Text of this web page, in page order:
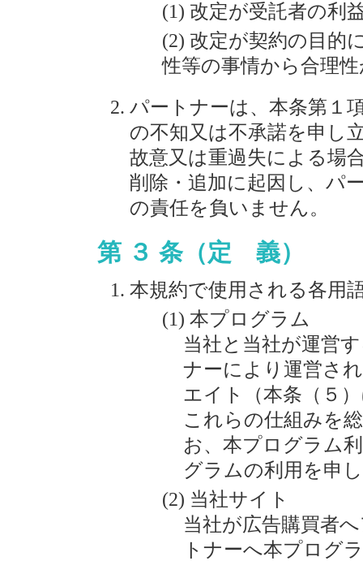
改定が受託者の利
改定が契約の目的
性等の事情から合理
パートナーは、本条第１
の不知又は不承諾を申し
故意又は重過失による場
削除・追加に起因し、パ
の責任を負いません。
第 ３ 条（定 義）
本規約で使用される各用
本プログラム
当社と当社が運営
ナーにより運営さ
エイト（本条（５
これらの仕組みを
お、本プログラム
グラムの利用を申
当社サイト
当社が広告購買者
トナーへ本プログ